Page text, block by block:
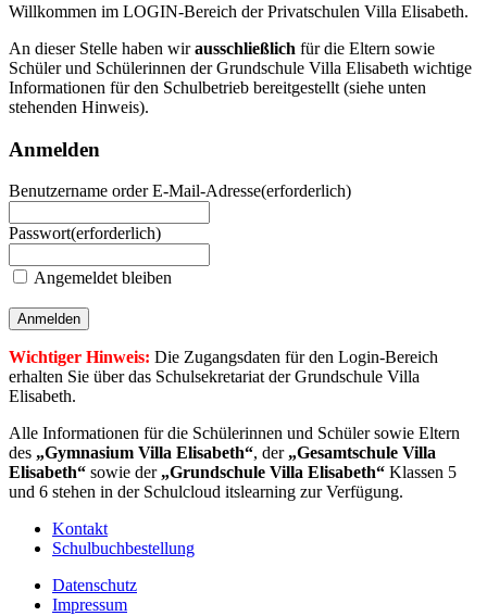
Willkommen im LOGIN-Bereich der Privatschulen Villa Elisabeth.
An dieser Stelle haben wirausschließlich für die Eltern sowie
Schüler und Schülerinnen der Grundschule Villa Elisabeth wichtige
Informationen für den Schulbetrieb bereitgestellt (siehe unten
stehenden Hinweis).
Anmelden
Benutzername order E-Mail-Adresse(erforderlich)
Passwort(erforderlich)
Angemeldet bleiben
Wichtiger Hinweis: ‭Die Zugangsdaten für den Login-Bereich
erhalten Sie über das Schulsekretariat der Grundschule Villa
Elisabeth.
Alle Informationen für die Schülerinnen und Schüler sowie Eltern
des „Gymnasium Villa Elisabeth“, der „Gesamtschule Villa
Elisabeth“ sowie der „Grundschule Villa Elisabeth“ Klassen 5
und 6 stehen in der Schulcloud itslearning zur Verfügung.
Kontakt
Schulbuchbestellung
Datenschutz
Impressum